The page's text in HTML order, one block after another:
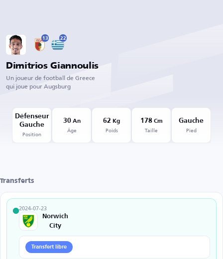
13 22
Dimitrios Giannoulis
Un joueur de football de Greece
qui joue pour Augsburg
Défenseur
Gauche
Position
30An
Âge
62 Kg
Poids
178Cm
Taille
Gauche
Pied
Transferts
2024-07-23
Norwich
City
Transfert libre